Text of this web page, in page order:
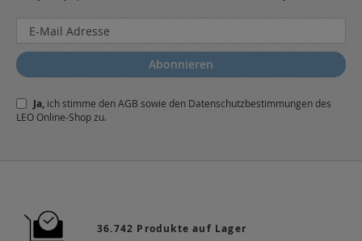
Melden
Sie
sich
für
Newsletter
a:
Abonnieren
Ja, ich stimme denAGB sowie den Datenschutzbestimmungendes
LEO Online-Shop zu.
36.742 Produkte auf Lager